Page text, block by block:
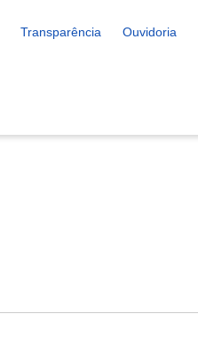
Transparência Ouvidoria